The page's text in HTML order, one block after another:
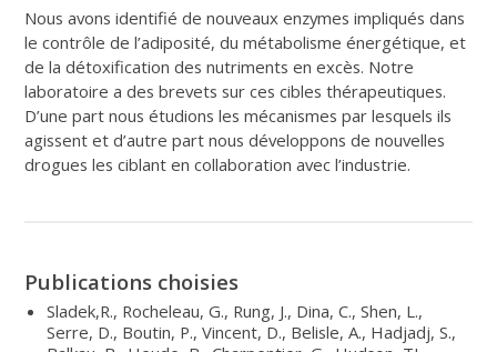
Nous avons identifié de nouveaux enzymes impliqués dans
le contrôle de l’adiposité, du métabolisme énergétique, et
de la détoxification des nutriments en excès. Notre
laboratoire a des brevets sur ces cibles thérapeutiques.
D’une part nous étudions les mécanismes par lesquels ils
agissent et d’autre part nous développons de nouvelles
drogues les ciblant en collaboration avec l’industrie.
Publications choisies
Sladek,R., Rocheleau, G., Rung, J., Dina, C., Shen, L.,
Serre, D., Boutin, P., Vincent, D., Belisle, A., Hadjadj, S.,